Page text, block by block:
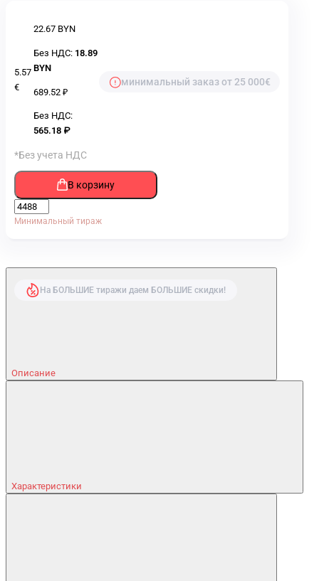
5.57
€
22.67 BYN
Без НДС: 18.89
BYN
689.52 ₽
Без НДС:
565.18 ₽
минимальный заказ от 25 000€
*Без учета НДС
В корзину
Минимальный тираж
На БОЛЬШИЕ тиражи даем БОЛЬШИЕ скидки!
Описание
Характеристики